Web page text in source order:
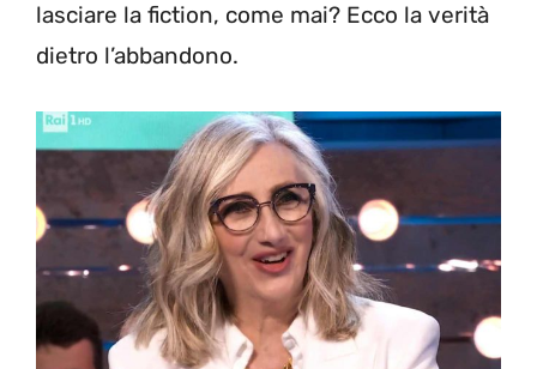
lasciare la fiction, come mai? Ecco la verità
dietro l’abbandono.